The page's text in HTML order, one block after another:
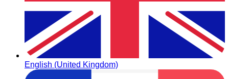
English (United Kingdom)